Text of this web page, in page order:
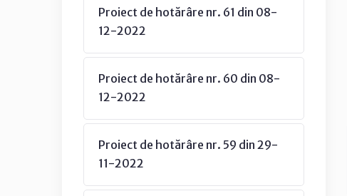
Proiect de hotărâre nr. 61 din 08-
12-2022
Proiect de hotărâre nr. 60 din 08-
12-2022
Proiect de hotărâre nr. 59 din 29-
11-2022